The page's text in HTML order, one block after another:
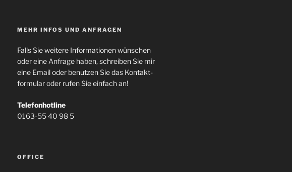
MEHR INFOS UND ANFRAGEN
Falls Sie weitere Informationen wünschen
oder eine Anfrage haben, schreiben Sie mir
eine Email oder benutzen Sie das Kontakt-
formular oder rufen Sie einfach an!
Telefonhotline
0163-55 40 98 5
OFFICE